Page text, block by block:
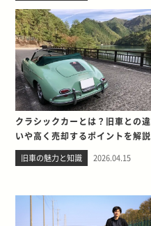
クラシックカーとは？旧車との違
いや高く売却するポイントを解説
旧車の魅力と知識 2026.04.15